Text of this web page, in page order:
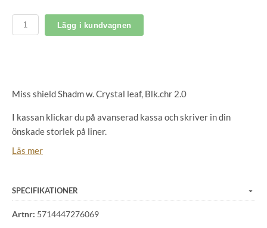
Lägg i kundvagnen
Miss shield Shadm w. Crystal leaf, Blk.chr 2.0
I kassan klickar du på avanserad kassa och skriver in din
önskade storlek på liner.
Medium skal 55-58
frontband. Blason och trim i Black Chrome.
Vi presenterar 2.0-hjälmen
Läs mer
SPECIFIKATIONER
Artnr: 5714447276069